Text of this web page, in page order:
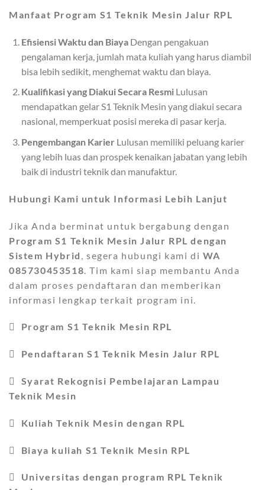
Manfaat Program S1 Teknik Mesin Jalur RPL
Efisiensi Waktu dan BiayaDengan pengakuan
pengalaman kerja, jumlah mata kuliah yang harus diambil
bisa lebih sedikit, menghemat waktu dan biaya.
Kualifikasi yang Diakui Secara ResmiLulusan
mendapatkan gelar S1 Teknik Mesin yang diakui secara
nasional, memperkuat posisi mereka di pasar kerja.
Pengembangan Karier Lulusan memiliki peluang karier
yang lebih luas dan prospek kenaikan jabatan yang lebih
baik di industri teknik dan manufaktur.
Hubungi Kami untuk Informasi Lebih Lanjut
Jika Anda berminat untuk bergabung dengan
Program S1 Teknik Mesin Jalur RPL dengan
Sistem Hybrid
, segera hubungi kami di WA
085730453518 . Tim kami siap membantu Anda
dalam proses pendaftaran dan memberikan
informasi lengkap terkait program ini.
 Program S1 Teknik Mesin RPL
 Pendaftaran S1 Teknik Mesin Jalur RPL
 Syarat Rekognisi Pembelajaran Lampau
Teknik Mesin
 Kuliah Teknik Mesin dengan RPL
 Biaya kuliah S1 Teknik Mesin RPL
 Universitas dengan program RPL Teknik